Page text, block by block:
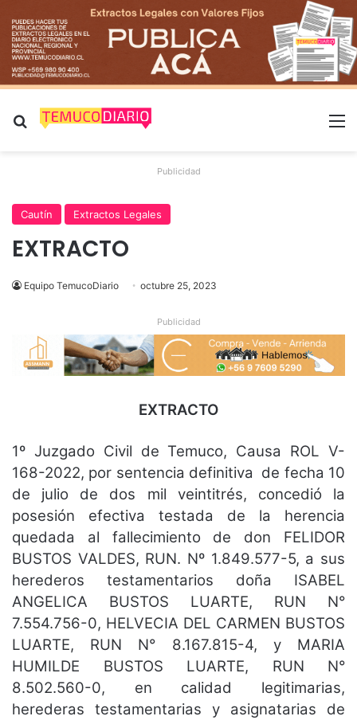
Buscar por
Publicidad
Cautín Extractos Legales
EXTRACTO
Equipo TemucoDiario octubre 25, 2023
Publicidad
EXTRACTO
1º Juzgado Civil de Temuco, Causa ROL V-
168-2022, por sentencia definitiva de fecha 10
de julio de dos mil veintitrés, concedió la
posesión efectiva testada de la herencia
quedada al fallecimiento de don FELIDOR
BUSTOS VALDES, RUN. Nº 1.849.577-5, a sus
herederos testamentarios doña ISABEL
ANGELICA BUSTOS LUARTE, RUN N°
7.554.756-0, HELVECIA DEL CARMEN BUSTOS
LUARTE, RUN N° 8.167.815-4, y MARIA
HUMILDE BUSTOS LUARTE, RUN N°
8.502.560-0, en calidad legitimarias,
herederas testamentarias y asignatarias de